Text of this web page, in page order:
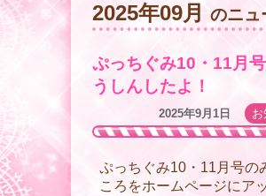
2025年09月 のニュ
ぷっちぐみ10・11月
うしんしたよ！
2025年9月1日
ぷっちぐみ10・11月号の
ころをホームページにア